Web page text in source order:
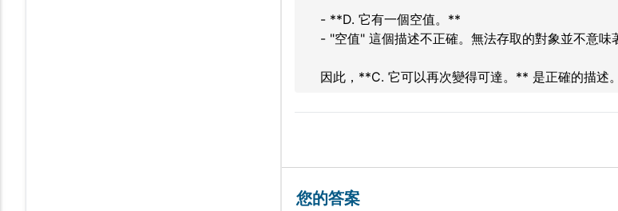
- **D. 它有一個空值。**
- "空值" 這個描述不正確。無法存取的對象並不意味
因此，**C. 它可以再次變得可達。** 是正確的描述。
您的答案